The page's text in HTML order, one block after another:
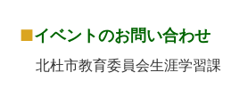
■イベントのお問い合わせ
北杜市教育委員会生涯学習